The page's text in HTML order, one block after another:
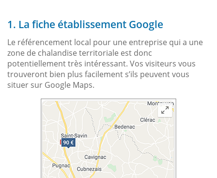
1. La fiche établissement Google
Le référencement local pour une entreprise qui a une
zone de chalandise territoriale est donc
potentiellement très intéressant. Vos visiteurs vous
trouveront bien plus facilement s’ils peuvent vous
situer sur Google Maps.